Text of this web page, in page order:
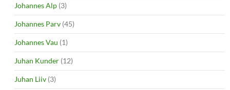
Johannes Alp (3)
Johannes Parv (45)
Johannes Vau (1)
Juhan Kunder (12)
Juhan Liiv (3)